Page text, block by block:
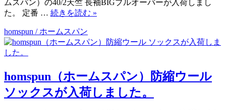
ムスパン）の40/2天竺 長袖BIGプルオーバーが入荷しまし
た。 定番 … 続きを読む »
homspun / ホームスパン
homspun（ホームスパン）防縮ウール
ソックスが入荷しました。